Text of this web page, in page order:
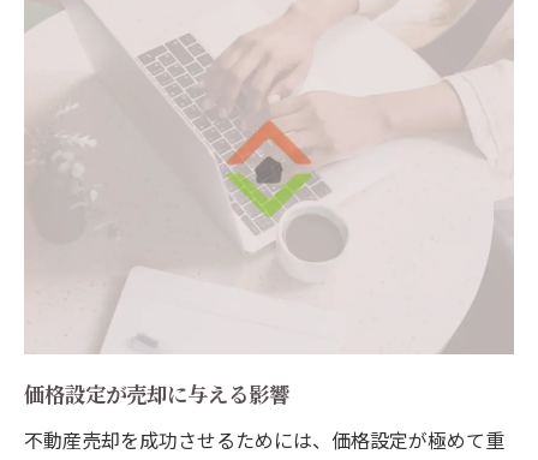
価格設定が売却に与える影響
不動産売却を成功させるためには、価格設定が極めて重